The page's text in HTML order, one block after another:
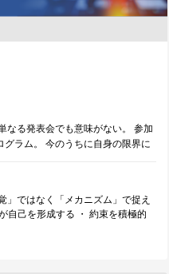
務の設計の重要性を伝えるよう
に取り組めるかつ今後の支部活
潔に要点を絞って伝えること、
【Measure・Analyze・
う必要性を伝えられたと思う。
PREP法などを用い、簡潔に話せ
性に関して 主体的に研修に取り
話形式から一定引き出すことが
らし参加者の意識づけを行ったこ
くれていた。 総評としてグルー
参加者に支部活動に活かせる気付
ャップの分析・課題の抽出 ・具
うに思え、日々の振り返りの重
ではなく人に伝えられる準備を
なる発表会でも意味がない。 参加
ラム。 今のうちに自身の限界に
です。
」ではなく「メカニズム」で捉え
自己を形成する ・ 約束を積極的
を捨て、「相手にとって」良いか